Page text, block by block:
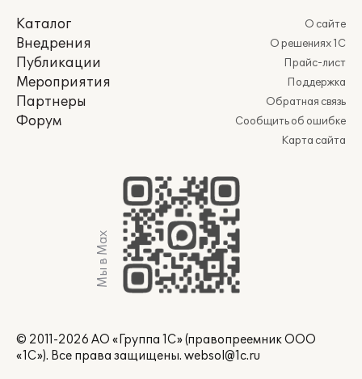
Каталог
Внедрения
Публикации
Мероприятия
Партнеры
Форум
О сайте
О решениях 1С
Прайс-лист
Поддержка
Обратная связь
Сообщить об ошибке
Карта сайта
Мы в Max
© 2011-2026 АО «Группа 1С» (правопреемник ООО
«1С»). Все права защищены. websol@1c.ru